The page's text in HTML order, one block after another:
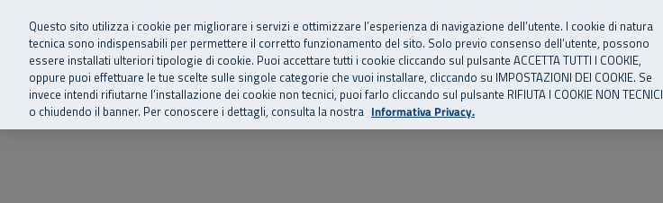
Vai al menu principale
Vai al contenuto principale
Vai al Footer
SuperAbile - il Contact Center Inail per il mondo della disabilità
Home Chi siamo Storie, news ed eventi Risorse utili Supporto
Questo sito utilizza i cookie per migliorare i servizi e ottimizzare l’esperienza di navigazione dell’utente. I cookie di natura
tecnica sono indispensabili per permettere il corretto funzionamento del sito. Solo previo consenso dell’utente, possono
essere installati ulteriori tipologie di cookie. Puoi accettare tutti i cookie cliccando sul pulsante ACCETTA TUTTI I COOKIE,
oppure puoi effettuare le tue scelte sulle singole categorie che vuoi installare, cliccando su IMPOSTAZIONI DEI COOKIE. Se
invece intendi rifiutarne l’installazione dei cookie non tecnici, puoi farlo cliccando sul pulsante RIFIUTA I COOKIE NON TECNICI
o chiudendo il banner. Per conoscere i dettagli, consulta la nostra Informativa Privacy.